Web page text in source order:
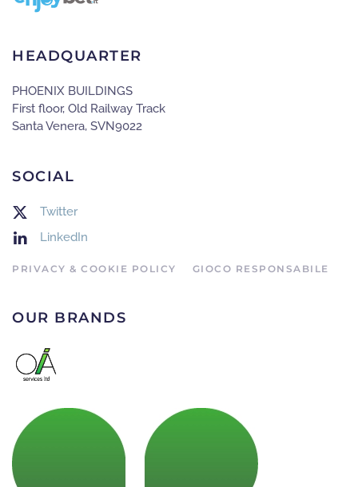
HEADQUARTER
PHOENIX BUILDINGS
First floor, Old Railway Track
Santa Venera, SVN9022
SOCIAL
Twitter
LinkedIn
PRIVACY & COOKIE POLICY GIOCO RESPONSABILE
OUR BRANDS